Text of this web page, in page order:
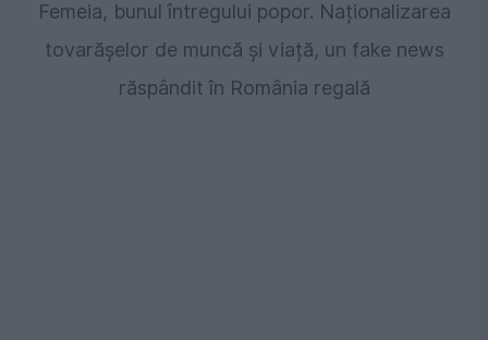
Femeia, bunul întregului popor. Naționalizarea
tovarășelor de muncă și viață, un fake news
răspândit în România regală